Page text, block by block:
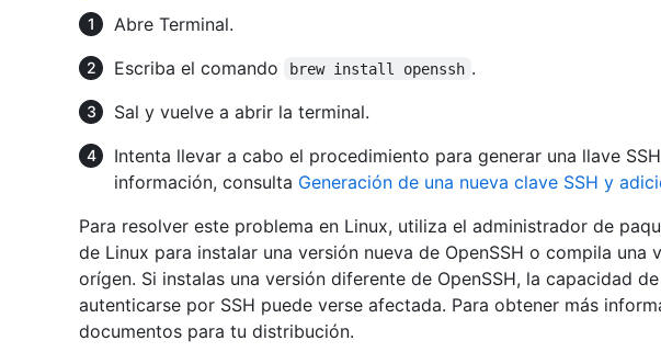
Abre Terminal.
Escriba el comando
brew install openssh .
Sal y vuelve a abrir la terminal.
Intenta llevar a cabo el procedimiento para generar una llave
información, consulta Generación de una nueva clave SSH y
Para resolver este problema en Linux, utiliza el administrador de
de Linux para instalar una versión nueva de OpenSSH o compila una
orígen. Si instalas una versión diferente de OpenSSH, la capacidad
autenticarse por SSH puede verse afectada. Para obtener más
documentos para tu distribución.